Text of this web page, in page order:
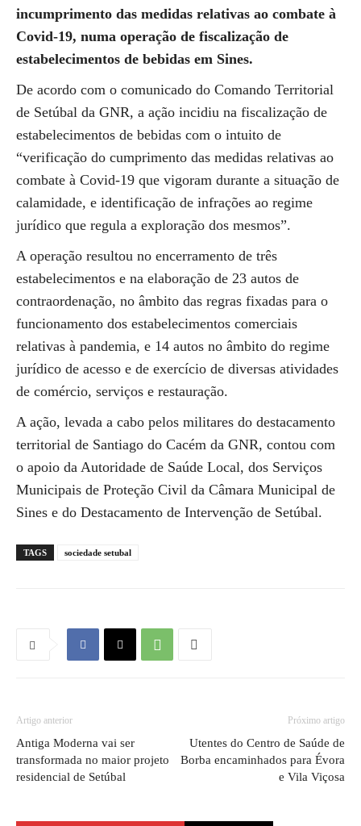
incumprimento das medidas relativas ao combate à
Covid-19, numa operação de fiscalização de
estabelecimentos de bebidas em Sines.
De acordo com o comunicado do Comando Territorial
de Setúbal da GNR, a ação incidiu na fiscalização de
estabelecimentos de bebidas com o intuito de
“verificação do cumprimento das medidas relativas ao
combate à Covid-19 que vigoram durante a situação de
calamidade, e identificação de infrações ao regime
jurídico que regula a exploração dos mesmos”.
A operação resultou no encerramento de três
estabelecimentos e na elaboração de 23 autos de
contraordenação, no âmbito das regras fixadas para o
funcionamento dos estabelecimentos comerciais
relativas à pandemia, e 14 autos no âmbito do regime
jurídico de acesso e de exercício de diversas atividades
de comércio, serviços e restauração.
A ação, levada a cabo pelos militares do destacamento
territorial de Santiago do Cacém da GNR, contou com
o apoio da Autoridade de Saúde Local, dos Serviços
Municipais de Proteção Civil da Câmara Municipal de
Sines e do Destacamento de Intervenção de Setúbal.
TAGS sociedade setubal
Artigo anterior
Antiga Moderna vai ser
transformada no maior projeto
residencial de Setúbal
Próximo artigo
Utentes do Centro de Saúde de
Borba encaminhados para Évora
e Vila Viçosa